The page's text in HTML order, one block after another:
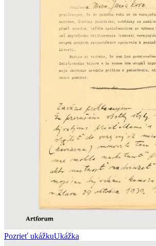
Pozrieť ukážkuUkážka